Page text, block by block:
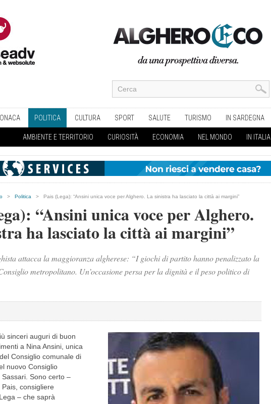
POLITICA CULTURA SPORT SALUTE TURISMO IN SARDEGNA
AMBIENTE E TERRITORIO CURIOSITÀ ECONOMIA NEL MONDO IN ITALIA
> Politica > Pais (Lega): “Ansini unica voce per Alghero. La sinistra ha lasciato la città ai margini”
“Ansini unica voce per Alghero.
ha lasciato la città ai margini”
attacca la maggioranza algherese: “I giochi di partito hanno penalizzato la
metropolitano. Un’occasione persa per la dignità e il peso politico di
sinceri auguri di buon
a Nina Ansini, unica
Consiglio comunale di
nuovo Consiglio
Sono certo –
consigliere
– che saprà